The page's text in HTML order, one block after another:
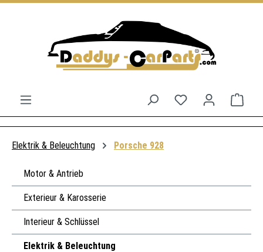
Du hast 0
Elektrik & Beleuchtung Porsche 928
Motor & Antrieb
Exterieur & Karosserie
Interieur & Schlüssel
Elektrik & Beleuchtung